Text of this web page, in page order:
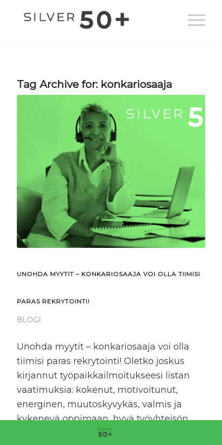
Tag Archive for: konkariosaaja
UNOHDA MYYTIT – KONKARIOSAAJA VOI OLLA TIIMISI
PARAS REKRYTOINTI!
BLOGI
Unohda myytit – konkariosaaja voi olla
tiimisi paras rekrytointi! Oletko joskus
kirjannut työpaikkailmoitukseesi listan
vaatimuksia: kokenut, motivoitunut,
energinen, muutoskyvykäs, valmis ja
kykenevä oppimaan, hyvä työyhteisön